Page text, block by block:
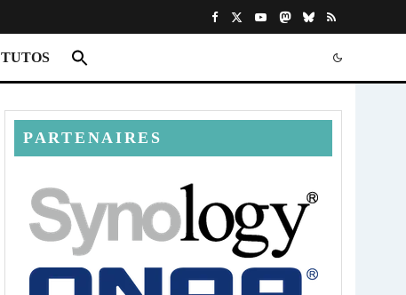
TUTOS
PARTENAIRES